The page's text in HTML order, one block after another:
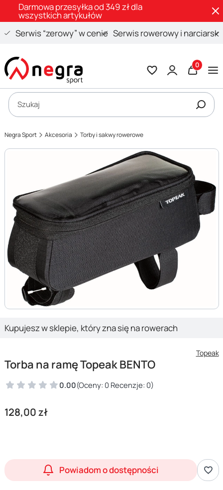
Darmowa przesyłka od 349 zł dla
wszystkich artykułów
Serwis “zerowy” w cenie Serwis rowerowy i narciarski
Otwórz wyszukiwarkę
Szukaj
Negra Sport Akcesoria Torby i sakwy rowerowe
Kupujesz w sklepie, który zna się na rowerach
Topeak
Torba na ramę Topeak BENTO
0.00(Oceny: 0 Recenzje: 0)
Cena
128,00 zł
Powiadom o dostępności